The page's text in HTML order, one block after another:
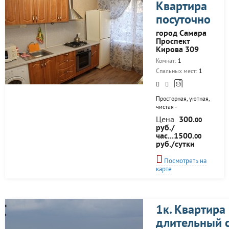
кабельное ТВ, Wi-
Fi,новая мебель,
встроенная кухня,
индивидуальное
отопление,
кондиционер, СВЧ-
печь, чайник,
необходимая посуда
и столовые
приборы...
Квартира
посуточно
город Самара
Проспект
Кирова 309
Комнат: 1
Спальных мест: 1
Просторная, уютная,
чистая -
однокомнатная
квартира
расположена на
пересечении ул Пр.
Кирова и Стара-
Загора . В квартире
Вас ждет все
необходимое, чтобы
квартире имеется
кабельное ТВ, Wi-
Fi,новая мебель,
Цена 300.00
руб./
час...1500.00
руб./сутки
Посмотреть на
карте
1к. Квартира
длительный